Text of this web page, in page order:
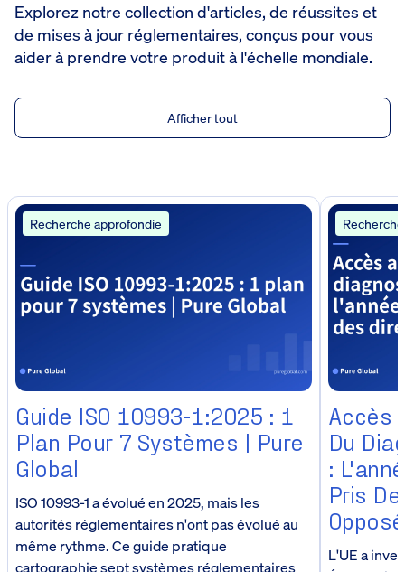
Explorez notre collection d'articles, de réussites et
de mises à jour réglementaires, conçus pour vous
aider à prendre votre produit à l'échelle mondiale.
Afficher tout
Recherche approfondie
Guide ISO 10993-1:2025 : 1
Plan Pour 7 Systèmes | Pure
Global
ISO 10993-1 a évolué en 2025, mais les
autorités réglementaires n'ont pas évolué au
même rythme. Ce guide pratique
cartographie sept systèmes réglementaires
Accès
Du
:
Pris
L'UE a